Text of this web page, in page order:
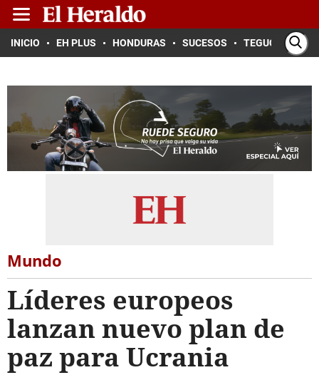
INICIO EH PLUS HONDURAS SUCESOS TEGUCIGALPA
Mundo
Líderes europeos
lanzan nuevo plan de
paz para Ucrania